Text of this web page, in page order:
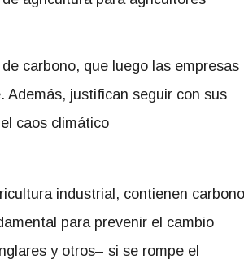
carbono, que luego las empresas
Además, justifican seguir con sus
caos climático
industrial, contienen carbono
para prevenir el cambio
y otros– si se rompe el